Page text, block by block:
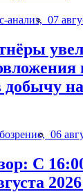
анализ, 07
добычу
06
С